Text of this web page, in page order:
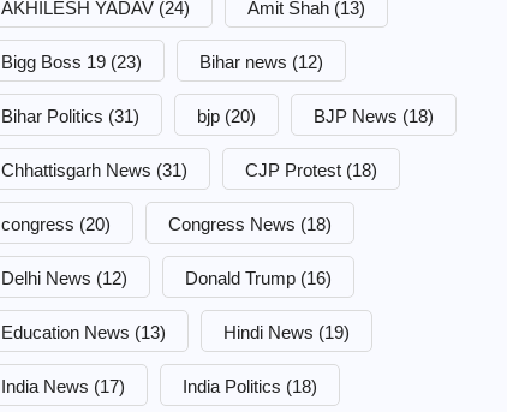
AKHILESH YADAV (24) Amit Shah (13)
Bigg Boss 19 (23) Bihar news (12)
Bihar Politics (31) bjp (20) BJP News (18)
Chhattisgarh News (31) CJP Protest (18)
congress (20) Congress News (18)
Delhi News (12) Donald Trump (16)
Education News (13) Hindi News (19)
India News (17) India Politics (18)